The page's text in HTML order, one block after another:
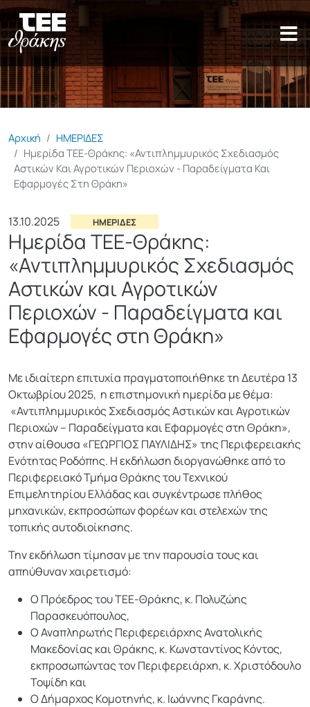
Παράκαμψη προς το κυρίως
Αρχική
ΗΜΕΡΙΔΕΣ
Ημερίδα ΤΕΕ-Θράκης: «Αντιπλημμυρικός Σχεδιασμός
Αστικών Και Αγροτικών Περιοχών - Παραδείγματα Και
Εφαρμογές Στη Θράκη»
13.10.2025 ΗΜΕΡΙΔΕΣ
Ημερίδα ΤΕΕ-Θράκης:
«Αντιπλημμυρικός Σχεδιασμός
Αστικών και Αγροτικών
Περιοχών - Παραδείγματα και
Εφαρμογές στη Θράκη»
Με ιδιαίτερη επιτυχία πραγματοποιήθηκε τη Δευτέρα 13
Οκτωβρίου 2025, η επιστημονική ημερίδα με θέμα:
«Αντιπλημμυρικός Σχεδιασμός Αστικών και Αγροτικών
Περιοχών – Παραδείγματα και Εφαρμογές στη Θράκη»,
στην αίθουσα «ΓΕΩΡΓΙΟΣ ΠΑΥΛΙΔΗΣ» της Περιφερειακής
Ενότητας Ροδόπης. Η εκδήλωση διοργανώθηκε από το
Περιφερειακό Τμήμα Θράκης του Τεχνικού
Επιμελητηρίου Ελλάδας και συγκέντρωσε πλήθος
μηχανικών, εκπροσώπων φορέων και στελεχών της
τοπικής αυτοδιοίκησης.
Την εκδήλωση τίμησαν με την παρουσία τους και
απηύθυναν χαιρετισμό:
Ο Πρόεδρος του ΤΕΕ-Θράκης, κ. Πολυζώης
Παρασκευόπουλος,
Ο Αναπληρωτής Περιφερειάρχης Ανατολικής
Μακεδονίας και Θράκης, κ. Κωνσταντίνος Κόντος,
εκπροσωπώντας τον Περιφερειάρχη, κ. Χριστόδουλο
Τοψίδη και
Ο Δήμαρχος Κομοτηνής, κ. Ιωάννης Γκαράνης.